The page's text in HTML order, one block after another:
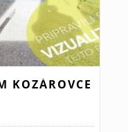
KOZÁROVCE